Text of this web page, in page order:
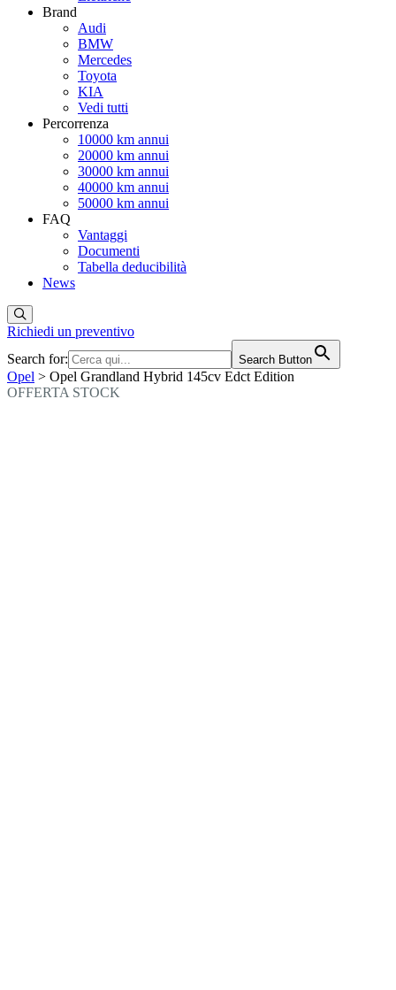
Brand
Audi
BMW
Mercedes
Toyota
KIA
Vedi tutti
Percorrenza
10000 km annui
20000 km annui
30000 km annui
40000 km annui
50000 km annui
FAQ
Vantaggi
Documenti
Tabella deducibilità
News
Richiedi un preventivo
Search for:
Search Button
Opel > Opel Grandland Hybrid 145cv Edct Edition
OFFERTA STOCK